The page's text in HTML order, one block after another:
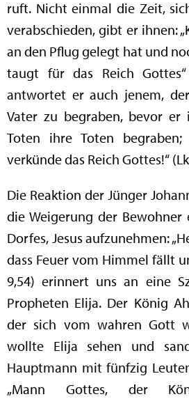
ruft. Nicht einmal die Zeit,
verabschieden, gibt er ihnen:
an den Pflug gelegt hat und
taugt für das Reich
antwortet er auch jenem,
Vater zu begraben, bevor er
Toten ihre Toten
verkünde das Reich Gottes!“
Die Reaktion der Jünger
die Weigerung der Bewohner
Dorfes, Jesus aufzunehmen:
dass Feuer vom Himmel fällt
9,54) erinnert uns an eine
Propheten Elija. Der König
der sich vom wahren Gott
wollte Elija sehen und
Hauptmann mit fünfzig
„Mann Gottes, der